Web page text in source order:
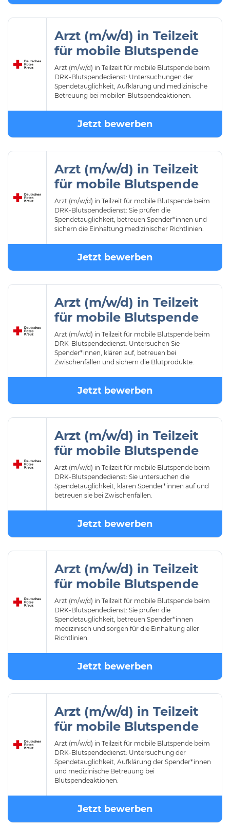
Arzt (m/w/d) in Teilzeit
für mobile Blutspende
Arzt (m/w/d) in Teilzeit für mobile Blutspende beim
DRK-Blutspendedienst: Untersuchungen der
Spendetauglichkeit, Aufklärung und medizinische
Betreuung bei mobilen Blutspendeaktionen.
Jetzt bewerben
Arzt (m/w/d) in Teilzeit
für mobile Blutspende
Arzt (m/w/d) in Teilzeit für mobile Blutspende beim
DRK-Blutspendedienst: Sie prüfen die
Spendetauglichkeit, betreuen Spender*innen und
sichern die Einhaltung medizinischer Richtlinien.
Jetzt bewerben
Arzt (m/w/d) in Teilzeit
für mobile Blutspende
Arzt (m/w/d) in Teilzeit für mobile Blutspende beim
DRK-Blutspendedienst: Untersuchen Sie
Spender*innen, klären auf, betreuen bei
Zwischenfällen und sichern die Blutprodukte.
Jetzt bewerben
Arzt (m/w/d) in Teilzeit
für mobile Blutspende
Arzt (m/w/d) in Teilzeit für mobile Blutspende beim
DRK-Blutspendedienst: Sie untersuchen die
Spendetauglichkeit, klären Spender*innen auf und
betreuen sie bei Zwischenfällen.
Jetzt bewerben
Arzt (m/w/d) in Teilzeit
für mobile Blutspende
Arzt (m/w/d) in Teilzeit für mobile Blutspende beim
DRK-Blutspendedienst: Sie prüfen die
Spendetauglichkeit, betreuen Spender*innen
medizinisch und sorgen für die Einhaltung aller
Richtlinien.
Jetzt bewerben
Arzt (m/w/d) in Teilzeit
für mobile Blutspende
Arzt (m/w/d) in Teilzeit für mobile Blutspende beim
DRK-Blutspendedienst: Untersuchung der
Spendetauglichkeit, Aufklärung der Spender*innen
und medizinische Betreuung bei
Blutspendeaktionen.
Jetzt bewerben